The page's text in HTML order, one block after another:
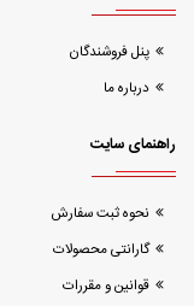
پنل فروشندگان
درباره ما
راهنمای سایت
نحوه ثبت سفارش
گارانتی محصولات
قوانین و مقررات